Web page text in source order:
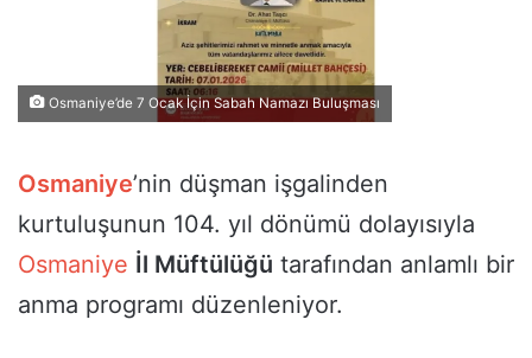
Osmaniye’de 7 Ocak İçin Sabah Namazı Buluşması
Osmaniye’nin düşman işgalinden
kurtuluşunun 104. yıl dönümü dolayısıyla
Osmaniye İl Müftülüğü tarafından anlamlı bir
anma programı düzenleniyor.